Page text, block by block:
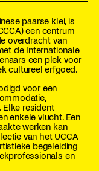
paarse klei, is
een centrum
overdracht van
de Internationale
een plek voor
cultureel erfgoed.
voor een
Elke resident
enkele vlucht. Een
werken kan
van het UCCA
begeleiding
en